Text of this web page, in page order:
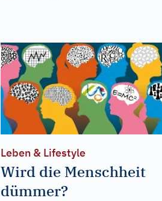
Leben & Lifestyle
Wird die Menschheit
dümmer?